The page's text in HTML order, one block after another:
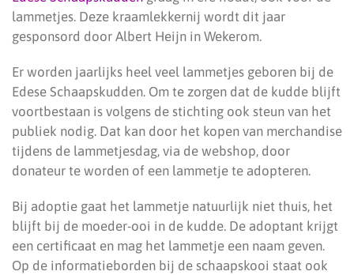
lammetjes. Deze kraamlekkernij wordt dit jaar
gesponsord door Albert Heijn in Wekerom.
Er worden jaarlijks heel veel lammetjes geboren bij de
Edese Schaapskudden. Om te zorgen dat de kudde blijft
voortbestaan is volgens de stichting ook steun van het
publiek nodig. Dat kan door het kopen van merchandise
tijdens de lammetjesdag, via de webshop, door
donateur te worden of een lammetje te adopteren.
Bij adoptie gaat het lammetje natuurlijk niet thuis, het
blijft bij de moeder-ooi in de kudde. De adoptant krijgt
een certificaat en mag het lammetje een naam geven.
Op de informatieborden bij de schaapskooi staat ook